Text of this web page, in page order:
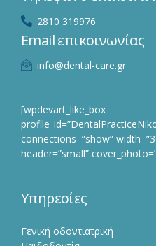
2810 319976
Email επικοινωνίας
info@dental-care.gr
[wpdevart_like_box
connections=”show”
header=”small”
Υπηρεσίες
Γενική οδοντιατρική